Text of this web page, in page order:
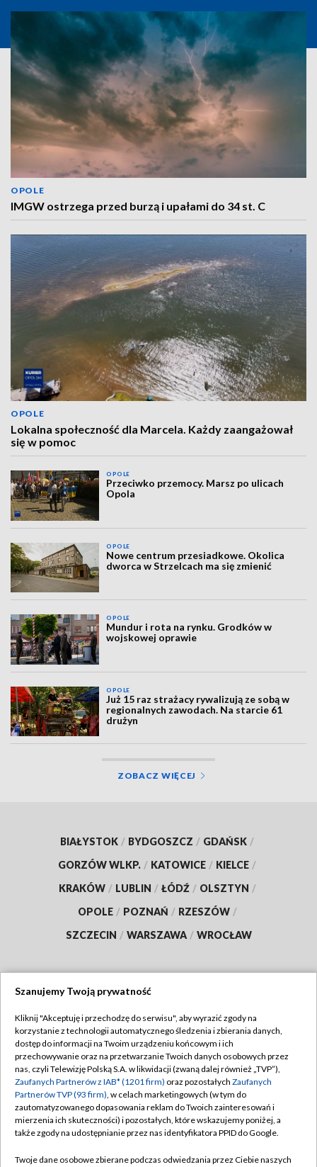
OPOLE
IMGW ostrzega przed burzą i upałami do 34 st. C
OPOLE
Lokalna społeczność dla Marcela. Każdy zaangażował
się w pomoc
OPOLE
Przeciwko przemocy. Marsz po ulicach
Opola
OPOLE
Nowe centrum przesiadkowe. Okolica
dworca w Strzelcach ma się zmienić
OPOLE
Mundur i rota na rynku. Grodków w
wojskowej oprawie
OPOLE
Już 15 raz strażacy rywalizują ze sobą w
regionalnych zawodach. Na starcie 61
drużyn
ZOBACZ WIĘCEJ
BIAŁYSTOK / BYDGOSZCZ / GDAŃSK /
GORZÓW WLKP. / KATOWICE / KIELCE /
KRAKÓW / LUBLIN / ŁÓDŹ / OLSZTYN /
OPOLE / POZNAŃ / RZESZÓW /
SZCZECIN / WARSZAWA / WROCŁAW
TVP
Abonament TVP
Emisja w TVP
Centrum informacji TVP
Naziemna Telewizja Cyfrowa
Regulamin TVP
Polityka prywatności
Moje zgody
Pomoc
Szanujemy Twoją prywatność
Kliknij "Akceptuję i przechodzę do serwisu", aby wyrazić zgody na
korzystanie z technologii automatycznego śledzenia i zbierania danych,
dostęp do informacji na Twoim urządzeniu końcowym i ich
przechowywanie oraz na przetwarzanie Twoich danych osobowych przez
nas, czyli Telewizję Polską S.A. w likwidacji (zwaną dalej również „TVP”),
Zaufanych Partnerów z IAB* (1201 firm) oraz pozostałych Zaufanych
Partnerów TVP (93 firm), w celach marketingowych (w tym do
zautomatyzowanego dopasowania reklam do Twoich zainteresowań i
mierzenia ich skuteczności) i pozostałych, które wskazujemy poniżej, a
także zgody na udostępnianie przez nas identyfikatora PPID do Google.
Twoje dane osobowe zbierane podczas odwiedzania przez Ciebie naszych